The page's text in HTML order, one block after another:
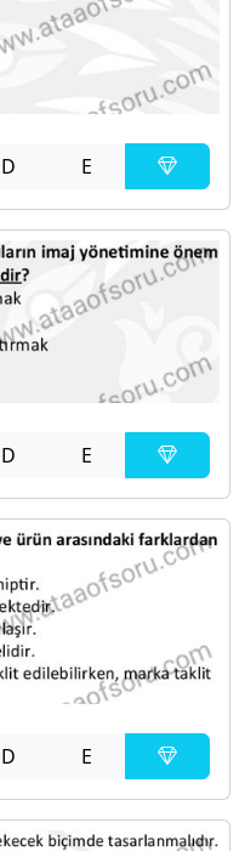
D E
D E
D E